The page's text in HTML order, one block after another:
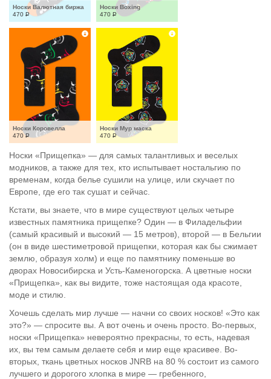
Носки Валютная биржа
470 Р
Носки Boxing
470 Р
Носки Коровелла
470 Р
Носки Мур маска
470 Р
Носки «Прищепка» — для самых талантливых и веселых
модников, а также для тех, кто испытывает ностальгию по
временам, когда белье сушили на улице, или скучает по
Европе, где его так сушат и сейчас.
Кстати, вы знаете, что в мире существуют целых четыре
известных памятника прищепке? Один — в Филадельфии
(самый красивый и высокий — 15 метров), второй — в Бельгии
(он в виде шестиметровой прищепки, которая как бы сжимает
землю, образуя холм) и еще по памятнику поменьше во
дворах Новосибирска и Усть-Каменогорска. А цветные носки
«Прищепка», как вы видите, тоже настоящая ода красоте,
моде и стилю.
Хочешь сделать мир лучше — начни со своих носков! «Это как
это?» — спросите вы. А вот очень и очень просто. Во-первых,
носки «Прищепка» невероятно прекрасны, то есть, надевая
их, вы тем самым делаете себя и мир еще красивее. Во-
вторых, ткань цветных носков JNRB на 80 % состоит из самого
лучшего и дорогого хлопка в мире — гребенного,